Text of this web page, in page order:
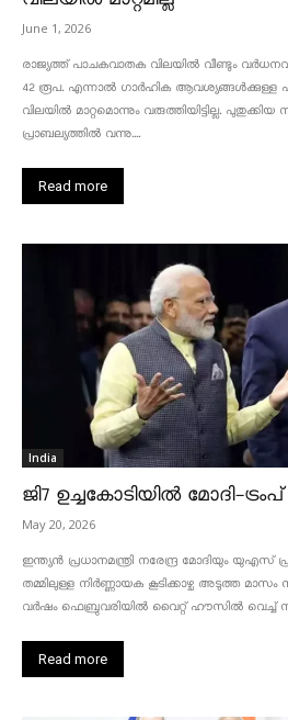
June 1, 2026
രാജ്യത്ത് പാചകവാതക വിലയിൽ വീണ്ടും
42 രൂപ. എന്നാൽ ഗാർഹിക ആവശ്യങ്ങൾക്കുള്ള
വിലയിൽ മാറ്റമൊന്നും വരുത്തിയിട്ടില്ല.
പ്രാബല്യത്തിൽ വന്നു....
Read more
India
ജി7 ഉച്ചകോടിയിൽ മോദി-ട്രംപ്
May 20, 2026
ഇന്ത്യൻ പ്രധാനമന്ത്രി നരേന്ദ്ര മോദിയും
തമ്മിലുള്ള നിർണ്ണായക കൂടിക്കാഴ്ച അടുത്ത
വർഷം ഫെബ്രുവരിയിൽ വൈറ്റ് ഹൗസിൽ വെച്ച്
Read more